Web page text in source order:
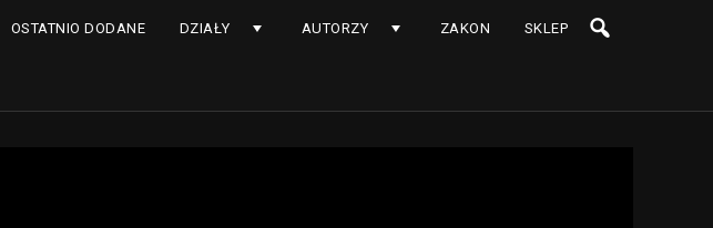
OSTATNIO DODANE DZIAŁY AUTORZY ZAKON SKLEP